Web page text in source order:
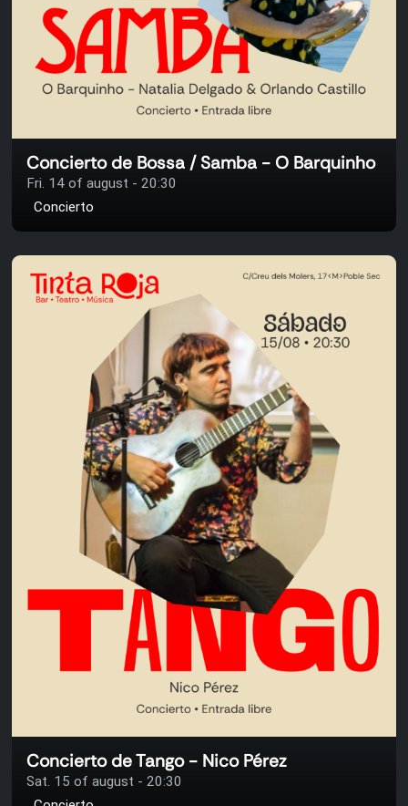
Concierto de Bossa / Samba - O Barquinho
Fri. 14 of august - 20:30
Concierto
Concierto de Tango - Nico Pérez
Sat. 15 of august - 20:30